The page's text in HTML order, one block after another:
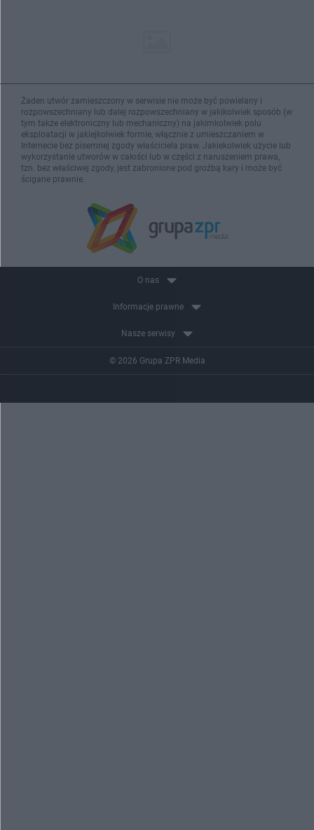
Żaden utwór zamieszczony w serwisie nie może być powielany i
rozpowszechniany lub dalej rozpowszechniany w jakikolwiek sposób (w
tym także elektroniczny lub mechaniczny) na jakimkolwiek polu
eksploatacji w jakiejkolwiek formie, włącznie z umieszczaniem w
Internecie bez pisemnej zgody właściciela praw. Jakiekolwiek użycie lub
wykorzystanie utworów w całości lub w części z naruszeniem prawa,
tzn. bez właściwej zgody, jest zabronione pod groźbą kary i może być
ścigane prawnie.
O nas
Informacje prawne
Nasze serwisy
© 2026 Grupa ZPR Media